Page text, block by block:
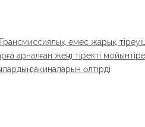
емес жарық
арналған жеңіл тіректі
сақиналарын өлтірді